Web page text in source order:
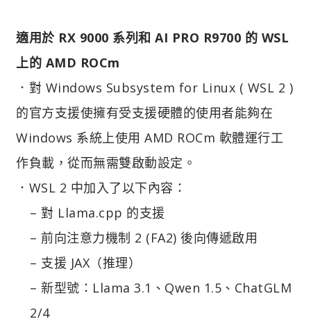
適用於 RX 9000 系列和 AI PRO R9700 的 WSL
上的 AMD ROCm
．對 Windows Subsystem for Linux ( WSL 2 )
的官方支援使擁有受支援硬體的使用者能夠在
Windows 系統上使用 AMD ROCm 軟體運行工
作負載，從而無需雙啟動設定。
．WSL 2 中加入了以下內容：
– 對 Llama.cpp 的支援​
– 前向注意力機制 2 (FA2) 後向傳遞啟用​
– 支援 JAX（推理）​
– 新型號：Llama 3.1、Qwen 1.5、ChatGLM
2/4​